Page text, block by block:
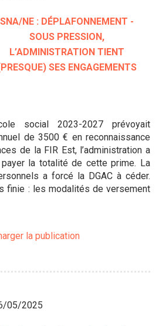
SNA/NE : DÉPLAFONNEMENT -
SOUS PRESSION,
L’ADMINISTRATION TIENT
SES ENGAGEMENTS
social 2023-2027 prévoyait
de 3500 € en reconnaissance
de la FIR Est, l’administration a
la totalité de cette prime. La
a forcé la DGAC à céder.
finie : les modalités de versement
la publication
05/2025